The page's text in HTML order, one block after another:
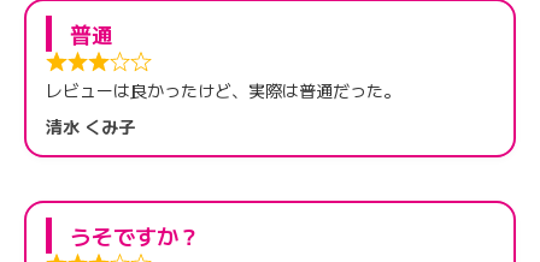
普通
レビューは良かったけど、実際は普通だった。
清水 くみ子
うそですか？